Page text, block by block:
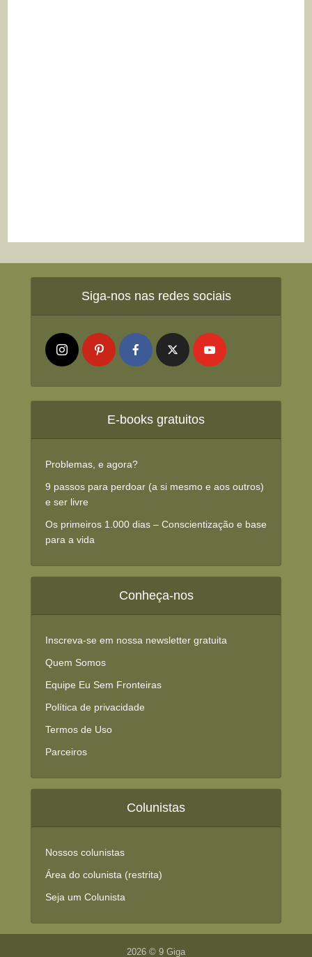
Siga-nos nas redes sociais
E-books gratuitos
Problemas, e agora?
9 passos para perdoar (a si mesmo e aos outros)
e ser livre
Os primeiros 1.000 dias – Conscientização e base
para a vida
Conheça-nos
Inscreva-se em nossa newsletter gratuita
Quem Somos
Equipe Eu Sem Fronteiras
Política de privacidade
Termos de Uso
Parceiros
Colunistas
Nossos colunistas
Área do colunista (restrita)
Seja um Colunista
2026 © 9 Giga